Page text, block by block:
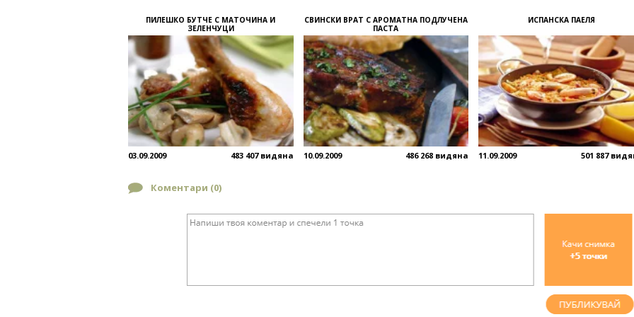
ПИЛЕШКО БУТЧЕ С МАТОЧИНА И
ЗЕЛЕНЧУЦИ
03.09.2009 483 407 видяна
СВИНСКИ ВРАТ С АРОМАТНА ПОДЛУЧЕНА
ПАСТА
10.09.2009 486 268 видяна
ИСПАНСКА ПАЕЛЯ
11.09.2009 501 887
Коментари (0)